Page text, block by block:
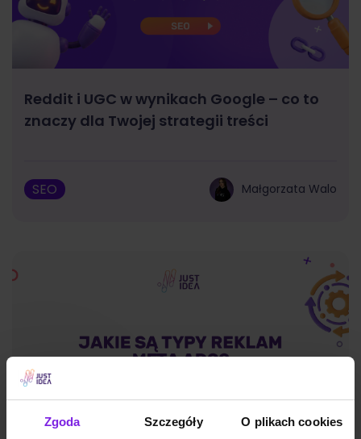
Zgoda Szczegóły O plikach cookies
Reddit i UGC w wynikach Google – co to
znaczy dla Twojej strategii treści
SEO Małgorzata Walo